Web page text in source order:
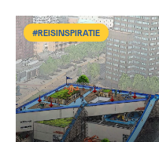
#REISINSPIRATIE